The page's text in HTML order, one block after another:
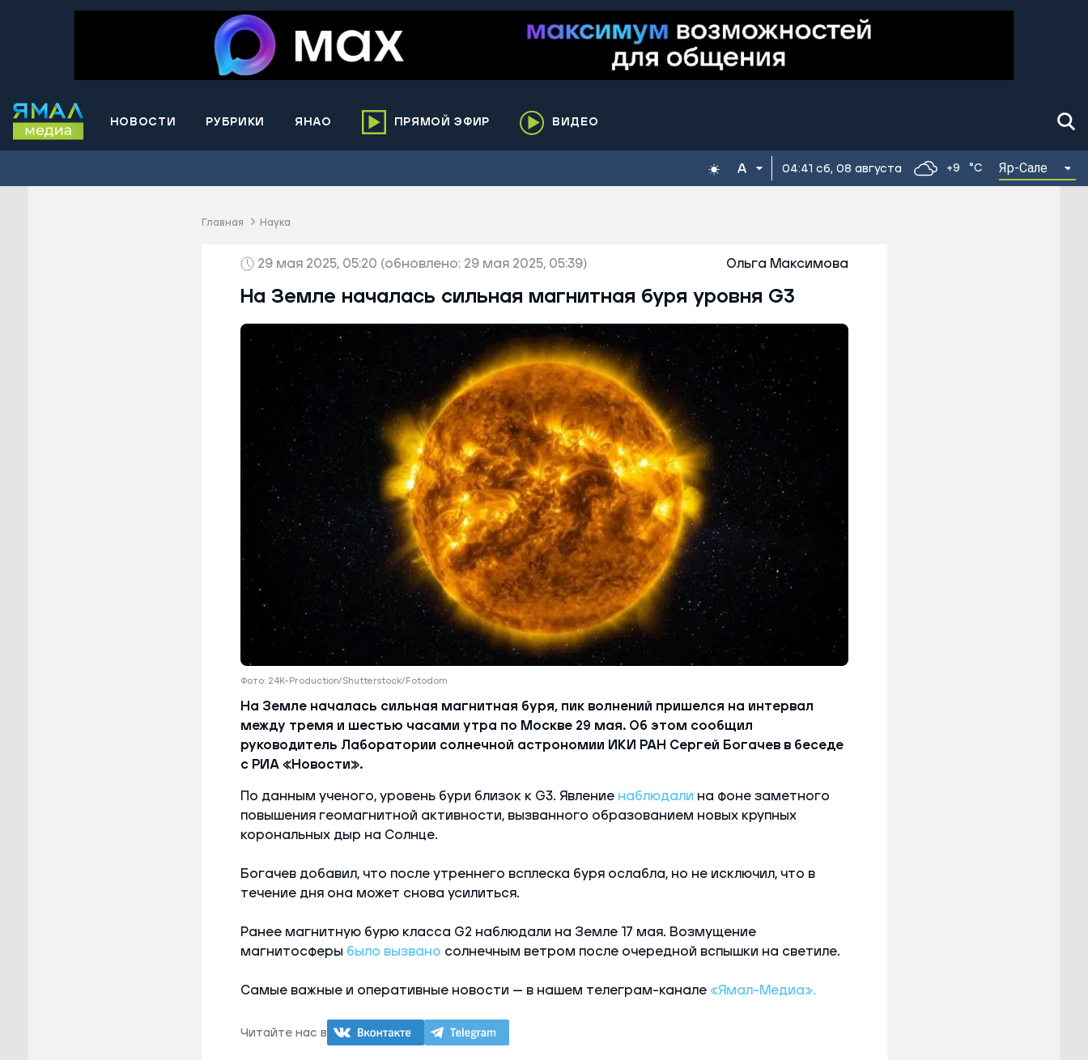
НОВОСТИ РУБРИКИ ЯНАО
Муравленко
Ноябрьск
Приуральский район
Пуровский район
Салехард
Тарко-Сале
Тазовский район
Шурышкарский район
Ямальский район
ПРЯМОЙ ЭФИР ВИДЕО
04:41 сб, 08 августа +9 °C Яр-Сале
Главная Наука
29 мая 2025, 05:20 (обновлено: 29 мая 2025, 05:39) Ольга Максимова
На Земле началась сильная магнитная буря уровня G3
Фото: 24K-Production/Shutterstock/Fotodom
На Земле началась сильная магнитная буря, пик волнений пришелся на интервал
между тремя и шестью часами утра по Москве 29 мая. Об этом сообщил
руководитель Лаборатории солнечной астрономии ИКИ РАН Сергей Богачев в беседе
с РИА «Новости».
По данным ученого, уровень бури близок к G3. Явление наблюдали на фоне заметного
повышения геомагнитной активности, вызванного образованием новых крупных
корональных дыр на Солнце.
Богачев добавил, что после утреннего всплеска буря ослабла, но не исключил, что в
течение дня она может снова усилиться.
Ранее магнитную бурю класса G2 наблюдали на Земле 17 мая. Возмущение
магнитосферы было вызвано солнечным ветром после очередной вспышки на светиле.
Самые важные и оперативные новости — в нашем телеграм-канале «Ямал-Медиа».
Читайте нас в